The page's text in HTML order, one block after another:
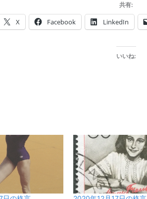
共有:
X Facebook LinkedIn
いいね: